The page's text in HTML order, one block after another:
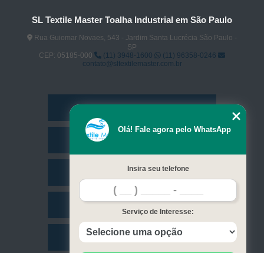
SL Textile Master Toalha Industrial em São Paulo
Rua Guiomar Novaes, 543 - Jardim Santa Lucrécia São Paulo -
SP
CEP: 05185-000
(11) 3948-1600
(11) 96358-0246
contato@sltextilemaster.com.br
Missão
Contato
Olá! Fale agora pelo WhatsApp
Insira seu telefone
Serviço de Interesse: